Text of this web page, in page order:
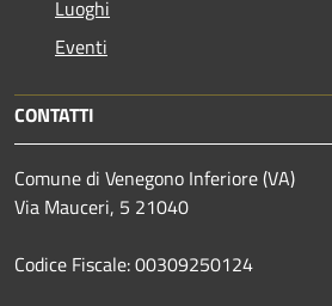
Luoghi
Eventi
CONTATTI
Comune di Venegono Inferiore (VA)
Via Mauceri, 5 21040
Codice Fiscale: 00309250124